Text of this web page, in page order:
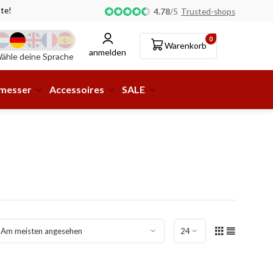
Abholung oder Lieferung an eine Paketstation
4.78/5 Trusted-shops
deine Sprache anmelden
0
Warenkorb
Accessoires SALE